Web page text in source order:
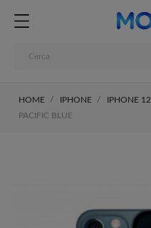
HOME IPHONE IPHONE
PACIFIC BLUE